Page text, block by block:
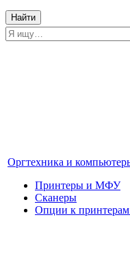
Найти
Оргтехника и
Принтеры и МФУ
Сканеры
Опции к